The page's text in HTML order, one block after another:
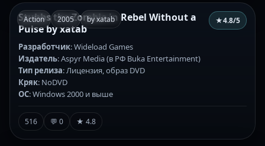
Action 2005 by xatab
Stubbs the Zombie in Rebel Without a
Pulse by xatab
★4.8/5
Разработчик: Wideload Games
Издатель: Aspyr Media (в РФ Buka Entertainment)
Тип релиза: Лицензия, образ DVD
Кряк: NoDVD
ОС: Windows 2000 и выше
516 💬 0 ★ 4.8